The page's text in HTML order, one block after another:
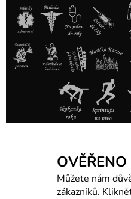
Můžete nám
zákazníků.